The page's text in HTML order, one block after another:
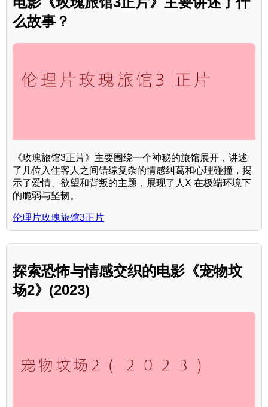
么故事？
《玫瑰旅馆3正片》主要围绕一个神秘的旅馆展开，讲述
了几位入住客人之间错综复杂的情感纠葛和心理碰撞，揭
示了爱情、欲望和背叛的主题，展现了人X 在极端环境下
的脆弱与坚韧。
伦理片玫瑰旅馆3正片
探索恐怖与情感交织的电影《宠物坟
场2》(2023)